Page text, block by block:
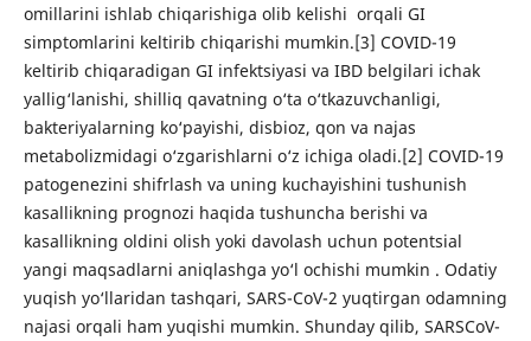
omillarini ishlab chiqarishiga olib kelishi orqali GI
simptomlarini keltirib chiqarishi mumkin.[3] COVID-19
keltirib chiqaradigan GI infektsiyasi va IBD belgilari ichak
yallig‘lanishi, shilliq qavatning o‘ta o‘tkazuvchanligi,
bakteriyalarning ko‘payishi, disbioz, qon va najas
metabolizmidagi o‘zgarishlarni o‘z ichiga oladi.[2] COVID-19
patogenezini shifrlash va uning kuchayishini tushunish
kasallikning prognozi haqida tushuncha berishi va
kasallikning oldini olish yoki davolash uchun potentsial
yangi maqsadlarni aniqlashga yo‘l ochishi mumkin . Odatiy
yuqish yo‘llaridan tashqari, SARS-CoV-2 yuqtirgan odamning
najasi orqali ham yuqishi mumkin. Shunday qilib, SARSCoV-